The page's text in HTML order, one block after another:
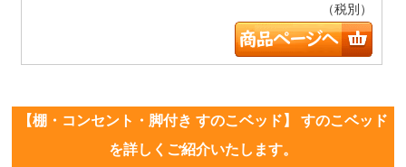
（税別）
【棚・コンセント・脚付き すのこベッド】 すのこベッド
を詳しくご紹介いたします。